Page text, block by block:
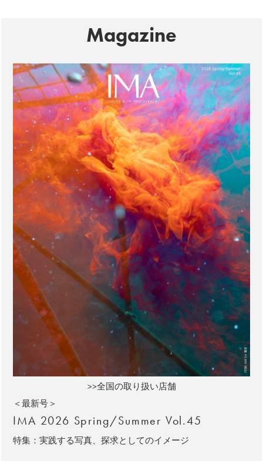
Magazine
>>全国の取り扱い店舗
＜最新号＞
IMA 2026 Spring/Summer Vol.45
特集：実践する写真、探求としてのイメージ